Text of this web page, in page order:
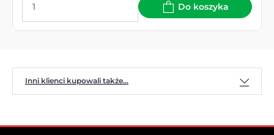
Do koszyka
Inni klienci kupowali także...